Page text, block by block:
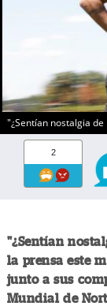
"¿Sentían nostalgia
2
"¿Sentían
la prensa este
junto a sus
Mundial de